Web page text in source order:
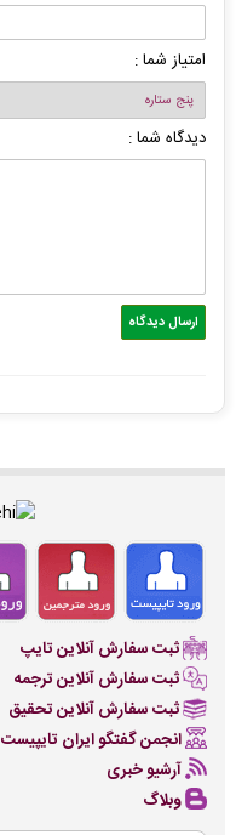
امتیاز شما :
دیدگاه شما :
ثبت سفارش آنلاین تایپ
ثبت سفارش آنلاین ترجمه
ثبت سفارش آنلاین تحقیق
انجمن گفتگو ایران تایپیست
آرشیو خبری
وبلاگ